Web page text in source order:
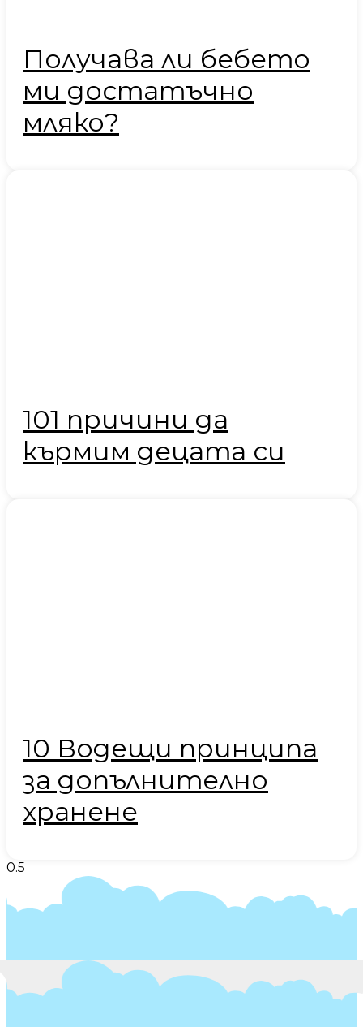
Получава ли бебето
ми достатъчно
мляко?
101 причини да
кърмим децата си
10 Водещи принципа
за допълнително
хранене